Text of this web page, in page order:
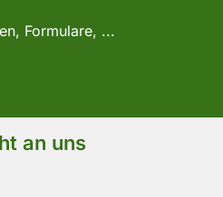
Formulare, ...
an uns